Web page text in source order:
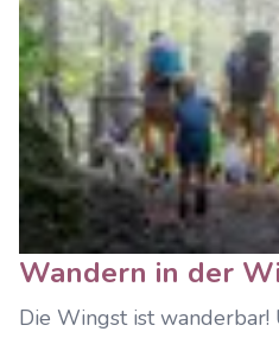
Wandern in der
Die Wingst ist wanderbar!